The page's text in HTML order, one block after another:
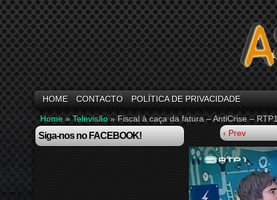
HOME CONTACTO POLÍTICA DE PRIVACIDADE
Home » Televisão » Fiscal à caça da fatura – AntiCrise – RTP1
Siga-nos no FACEBOOK! ‹ Prev